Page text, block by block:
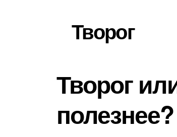
Творог
Творог
полезнее?